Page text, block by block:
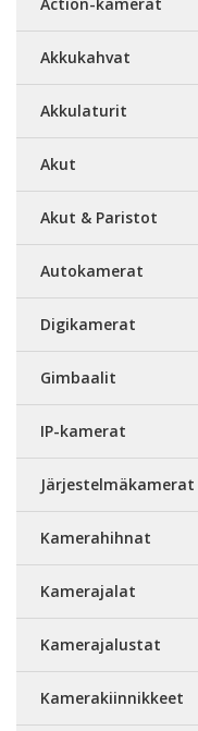
Akkukahvat
Akkulaturit
Akut
Akut & Paristot
Autokamerat
Digikamerat
Gimbaalit
IP-kamerat
Järjestelmäkamerat
Kamerahihnat
Kamerajalat
Kamerajalustat
Kamerakiinnikkeet